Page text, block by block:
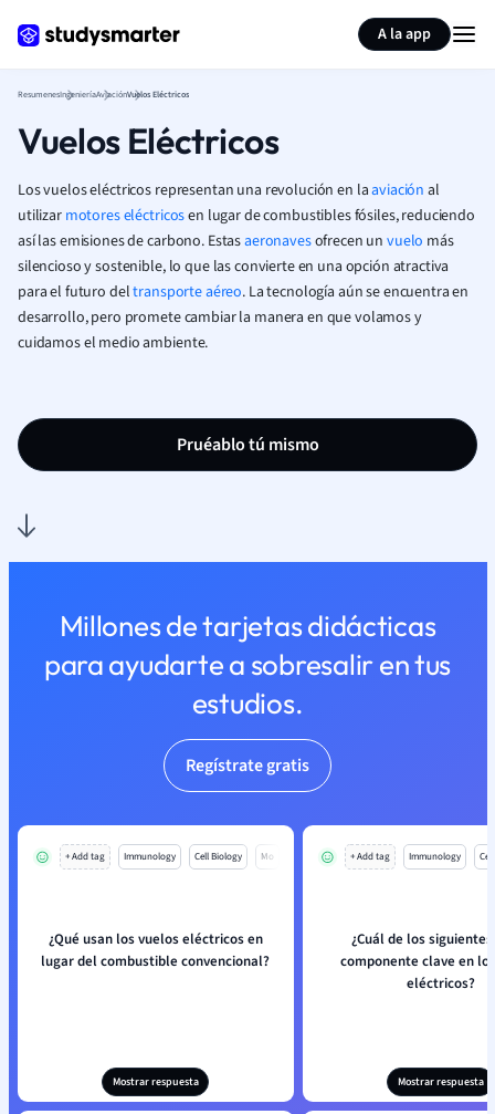
A la app
ResumenesIngenieríaAviaciónVuelos Eléctricos
Vuelos Eléctricos
Los vuelos eléctricos representan una revolución en laaviación al
utilizar motores eléctricosen lugar de combustibles fósiles, reduciendo
así las emisiones de carbono. Estasaeronavesofrecen unvuelo más
silencioso y sostenible, lo que las convierte en una opción atractiva
para el futuro deltransporte aéreo. La tecnología aún se encuentra en
desarrollo, pero promete cambiar la manera en que volamos y
cuidamos el medio ambiente.
Pruéablo tú mismo
Millones de tarjetas didácticas
para ayudarte a sobresalir en tus
estudios.
Regístrate gratis
+ Add tag Immunology Cell Biology Mo
¿Qué usan los vuelos eléctricos en
lugar del combustible convencional?
Mostrar respuesta
+ Add tag Immunology
¿Cuál de los
componente clave en
eléctricos?
Mostrar respuesta
Resumir página